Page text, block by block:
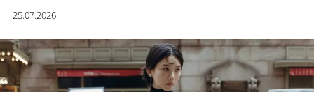
25.07.2026